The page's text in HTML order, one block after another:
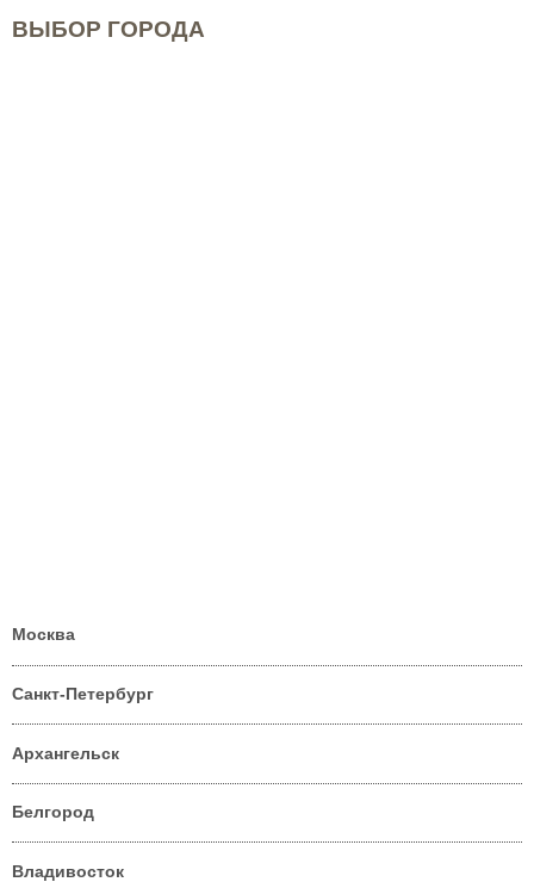
ВЫБОР ГОРОДА
Москва
Санкт-Петербург
Архангельск
Белгород
Владивосток